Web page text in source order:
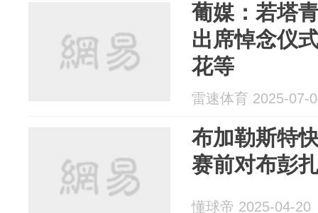
葡媒：若塔
出席悼念仪
花等
雷速体育 2025-07-
布加勒斯特
赛前对布彭
懂球帝 2025-04-20